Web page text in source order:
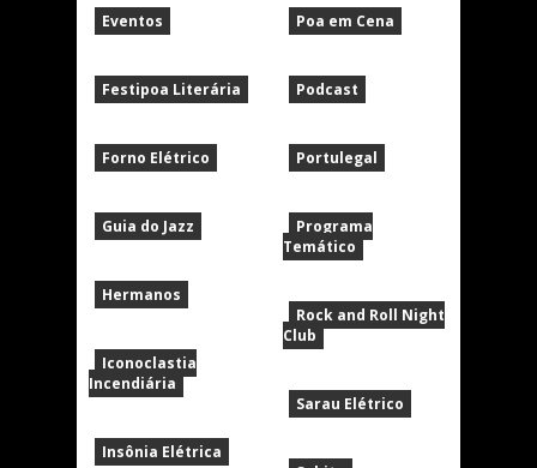
Eventos
Festipoa Literária
Forno Elétrico
Guia do Jazz
Hermanos
Iconoclastia
Incendiária
Insônia Elétrica
Poa em Cena
Podcast
Portulegal
Programa
Temático
Rock and Roll Night
Club
Sarau Elétrico